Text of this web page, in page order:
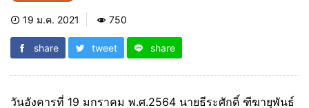
19 ม.ค. 2021 750
share tweet share
วันอังคารที่ 19 มกราคม พ.ศ.2564 นายธีระศักดิ์ ฑีฆายุพันธ์